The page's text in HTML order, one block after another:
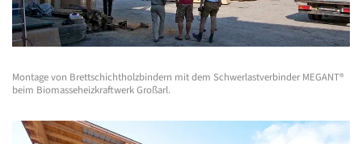
Montage von Brettschichtholzbindern mit dem Schwerlastverbinder MEGANT®
beim Biomasseheizkraftwerk Großarl.